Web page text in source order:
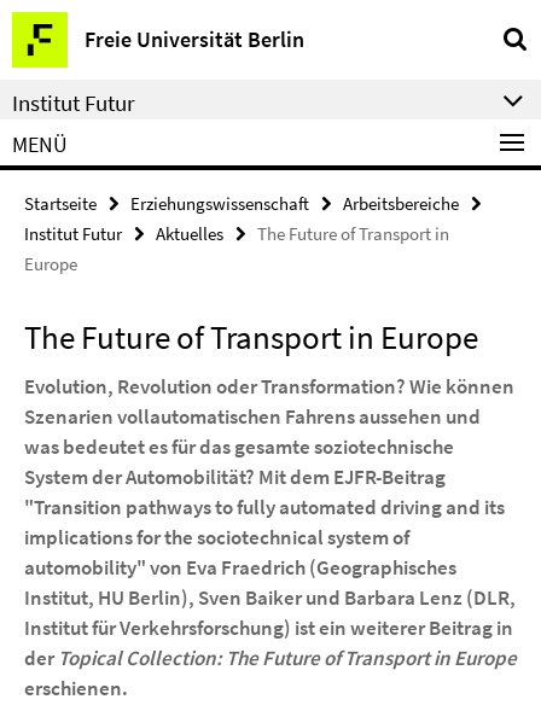
Springe
direkt
zu
Inhalt
Freie Universität Berlin
Service-
Navigation
Institut Futur
MENÜ
Startseite Erziehungswissenschaft
Arbeitsbereiche
Institut Futur
Aktuelles
The Future of Transport in
Europe
The Future of Transport in Europe
Evolution, Revolution oder Transformation? Wie können
Szenarien vollautomatischen Fahrens aussehen und
was bedeutet es für das gesamte soziotechnische
System der Automobilität? Mit dem EJFR-Beitrag
"Transition pathways to fully automated driving and its
implications for the sociotechnical system of
automobility" von Eva Fraedrich (Geographisches
Institut, HU Berlin), Sven Baiker und Barbara Lenz (DLR,
Institut für Verkehrsforschung) ist ein weiterer Beitrag in
der Topical Collection: The Future of Transport in Europe
erschienen.